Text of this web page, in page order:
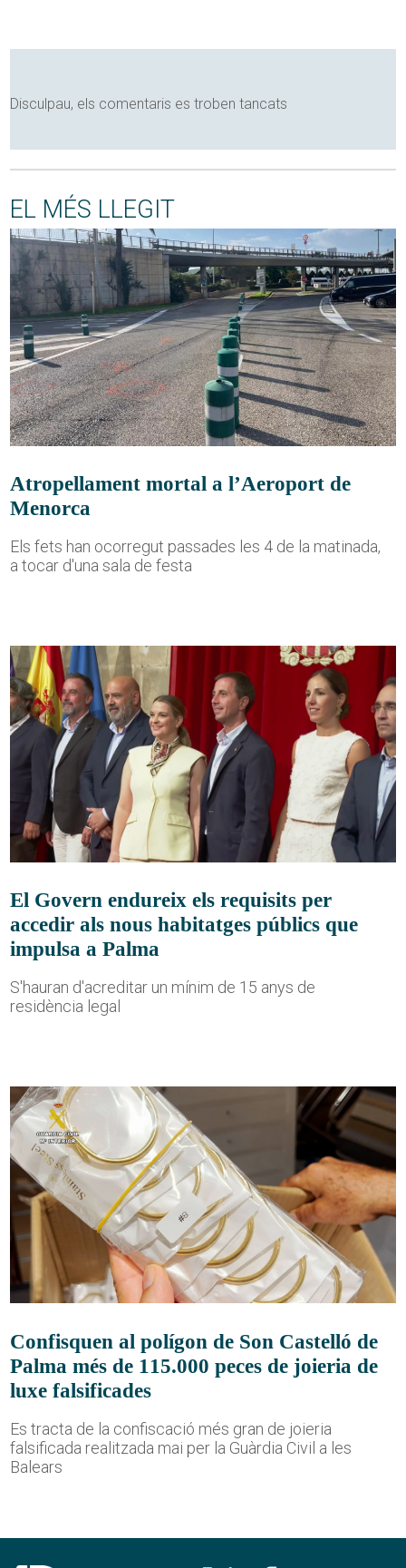
Disculpau, els comentaris es troben tancats
EL MÉS LLEGIT
Atropellament mortal a l’Aeroport de
Menorca
Els fets han ocorregut passades les 4 de la matinada,
a tocar d'una sala de festa
El Govern endureix els requisits per
accedir als nous habitatges públics que
impulsa a Palma
S'hauran d'acreditar un mínim de 15 anys de
residència legal
Confisquen al polígon de Son Castelló de
Palma més de 115.000 peces de joieria de
luxe falsificades
Es tracta de la confiscació més gran de joieria
falsificada realitzada mai per la Guàrdia Civil a les
Balears